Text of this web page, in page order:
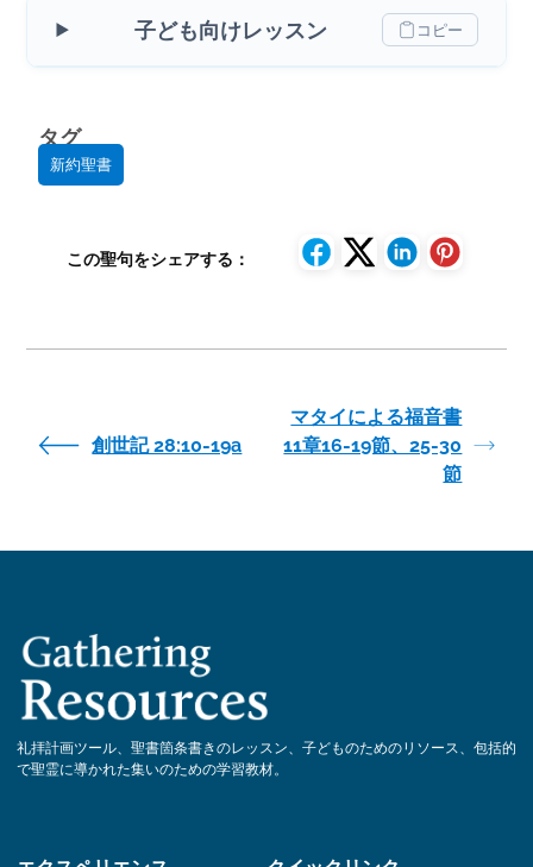
子ども向けレッスン コピー
タグ
新約聖書
この聖句をシェアする：
創世記 28:10-19a
マタイによる福音書
11章16-19節、25-30
節
礼拝計画ツール、聖書箇条書きのレッスン、子どものためのリソース、包括的
で聖霊に導かれた集いのための学習教材。